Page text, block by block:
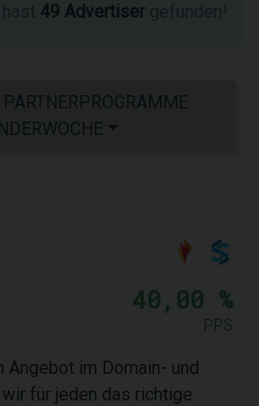
49 Advertisergefunden!
40,00 %
Angebot im Domain- und
für jeden das richtige